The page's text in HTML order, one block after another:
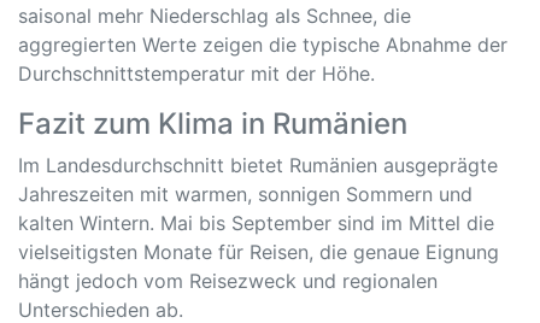
saisonal mehr Niederschlag als Schnee, die
aggregierten Werte zeigen die typische Abnahme der
Durchschnittstemperatur mit der Höhe.
Fazit zum Klima in Rumänien
Im Landesdurchschnitt bietet Rumänien ausgeprägte
Jahreszeiten mit warmen, sonnigen Sommern und
kalten Wintern. Mai bis September sind im Mittel die
vielseitigsten Monate für Reisen, die genaue Eignung
hängt jedoch vom Reisezweck und regionalen
Unterschieden ab.